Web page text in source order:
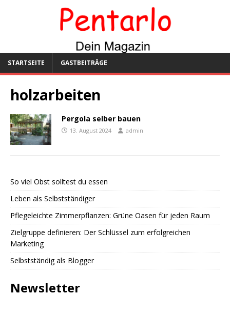
STARTSEITE GASTBEITRÄGE
holzarbeiten
Pergola selber bauen
13. August 2024 admin
So viel Obst solltest du essen
Leben als Selbstständiger
Pflegeleichte Zimmerpflanzen: Grüne Oasen für jeden Raum
Zielgruppe definieren: Der Schlüssel zum erfolgreichen
Marketing
Selbstständig als Blogger
Newsletter